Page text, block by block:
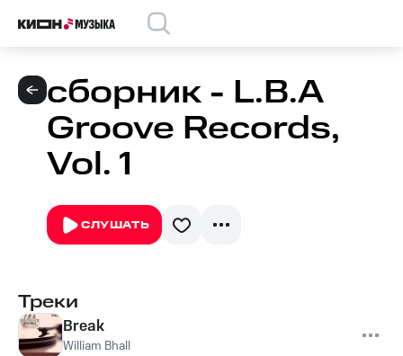
сборник - L.B.A
Groove Records,
Vol. 1
СЛУШАТЬ
Треки
Break
William Bhall